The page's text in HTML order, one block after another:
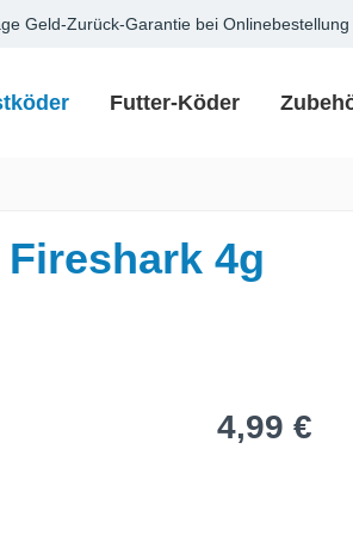
Geld-Zurück-Garantie bei Onlinebestellung
Futter-Köder
4g
Regulärer Preis:
4,99 €